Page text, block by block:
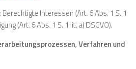
Berechtigte Interessen (Art. 6 Abs. 1 S. 1
(Art. 6 Abs. 1 S. 1 lit. a) DSGVO).
Verfahren und